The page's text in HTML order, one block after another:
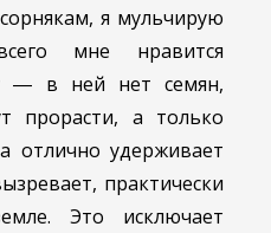
я мульчирую
мне нравится
― в ней нет семян,
прорасти, а только
отлично удерживает
практически
Это исключает